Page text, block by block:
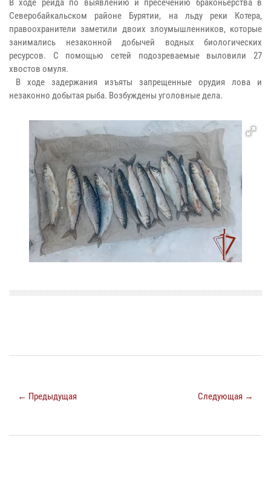
В ходе рейда по выявлению и пресечению браконьерства в
Северобайкальском районе Бурятии, на льду реки Котера,
правоохранители заметили двоих злоумышленников, которые
занимались незаконной добычей водных биологических
ресурсов. С помощью сетей подозреваемые выловили 27
хвостов омуля.
В ходе задержания изъяты запрещенные орудия лова и
незаконно добытая рыба. Возбуждены уголовные дела.
← Предыдущая Следующая →